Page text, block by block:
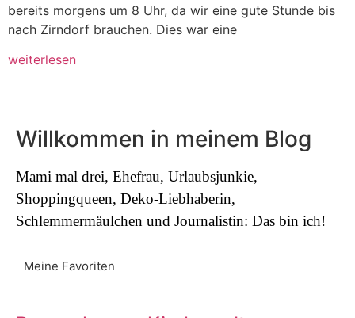
bereits morgens um 8 Uhr, da wir eine gute Stunde bis
nach Zirndorf brauchen. Dies war eine
weiterlesen
Willkommen in meinem Blog
Mami mal drei, Ehefrau, Urlaubsjunkie,
Shoppingqueen, Deko-Liebhaberin,
Schlemmermäulchen und Journalistin: Das bin ich!
Meine Favoriten